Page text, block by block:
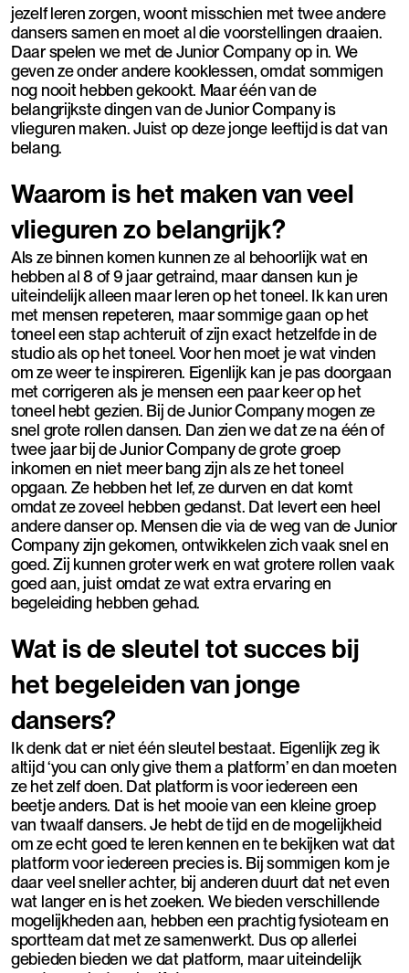
jezelf leren zorgen, woont misschien met twee andere
dansers samen en moet al die voorstellingen draaien.
Daar spelen we met de Junior Company op in. We
geven ze onder andere kooklessen, omdat sommigen
nog nooit hebben gekookt. Maar één van de
belangrijkste dingen van de Junior Company is
vlieguren maken. Juist op deze jonge leeftijd is dat van
belang.
Waarom is het maken van veel
vlieguren zo belangrijk?
Als ze binnen komen kunnen ze al behoorlijk wat en
hebben al 8 of 9 jaar getraind, maar dansen kun je
uiteindelijk alleen maar leren op het toneel. Ik kan uren
met mensen repeteren, maar sommige gaan op het
toneel een stap achteruit of zijn exact hetzelfde in de
studio als op het toneel. Voor hen moet je wat vinden
om ze weer te inspireren. Eigenlijk kan je pas doorgaan
met corrigeren als je mensen een paar keer op het
toneel hebt gezien. Bij de Junior Company mogen ze
snel grote rollen dansen. Dan zien we dat ze na één of
twee jaar bij de Junior Company de grote groep
inkomen en niet meer bang zijn als ze het toneel
opgaan. Ze hebben het lef, ze durven en dat komt
omdat ze zoveel hebben gedanst. Dat levert een heel
andere danser op. Mensen die via de weg van de Junior
Company zijn gekomen, ontwikkelen zich vaak snel en
goed. Zij kunnen groter werk en wat grotere rollen vaak
goed aan, juist omdat ze wat extra ervaring en
begeleiding hebben gehad.
Wat is de sleutel tot succes bij
het begeleiden van jonge
dansers?
Ik denk dat er niet één sleutel bestaat. Eigenlijk zeg ik
altijd ‘you can only give them a platform’ en dan moeten
ze het zelf doen. Dat platform is voor iedereen een
beetje anders. Dat is het mooie van een kleine groep
van twaalf dansers. Je hebt de tijd en de mogelijkheid
om ze echt goed te leren kennen en te bekijken wat dat
platform voor iedereen precies is. Bij sommigen kom je
daar veel sneller achter, bij anderen duurt dat net even
wat langer en is het zoeken. We bieden verschillende
mogelijkheden aan, hebben een prachtig fysioteam en
sportteam dat met ze samenwerkt. Dus op allerlei
gebieden bieden we dat platform, maar uiteindelijk